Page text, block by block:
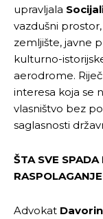
upravljala
vazdušni
zemljište, javne
kulturno-
aerodrome.
interesa koja se
vlasništvo bez
saglasnosti
ŠTA SVE
Advokat